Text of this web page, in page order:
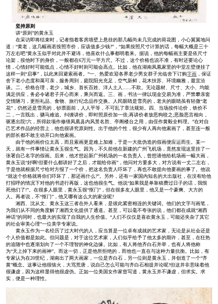
坚持原则
讲“原则”的黄永玉
在采访即将结束时，记者指着客房墙壁上悬挂的那几幅尚未几完成的荷花图，小心翼翼地问
道：“黄老，这几幅画若按照市价，应该值多少钱?”，“如果按照尺寸计算的话，每幅大概是三十
万左右吧”黄永玉似乎对此并不避讳，他喜欢什么事都明着来。据说，他的每幅画主要是依尺寸
论架，按他时下的身价，一般都在6万元一平方尺。不过，这个价格也说不准，有时还要论心
情，心情好时可能低点，心情不好时则可能会高点。比如，他在湖南凤凰家里的中堂左壁便挂了
这样一则“启事”，以此来回避索画者。“一、热爱欢迎各界老少男女群子光临舍下订购字画 ，保证
舍下老小态度和蔼可亲，服务周到，庭院阳光充足，空气新鲜，花木扶苏、环境幽雅，最宜洽
谈。二、价格合理，老少，城乡、首长百姓、洋人土人......不欺。无论题材、尺寸、大小、均能
满足供应，务必令诸君子开心而来，乘兴而返。三、画，书法一律以现金交易为准，严禁攀亲套
交情陋习，更拒礼品、食物、旅行纪念品作交换。人民眼睛是雪亮的，老夫的眼睛虽有轻微“老
花”，仍然还是雪亮的，钞票面前，人人平等，不可乱了章法规矩。四、当场按件论价，铁价不
二，一言既出，驷马难追。纠缠讲价，即时照原价加一倍;再讲价者放恶狗咬之;恶脸恶言相向，
驱逐出院!六，所得款项作修缮凤凰县内风景名胜、亭阁楼台之用，由侄作黄毅全料理。”在对自
己艺术作品的经营上，他也很讲究原则性。出于他的个性，很少有人再向他索画了，甚至连一般
的部长都不敢主动开口向他索画。
由于他的画价位太高，而且索画更是难上加难，于是一大批伪造的假画便应运而生。某一
天，就有一件事情让黄永玉很生气。因为，不久前他在新建的广州飞机场，竟然发现这里挂了一
张署自己名字的假画。后来，他才想起新广州机场的一名负责人，曾想请他给机场画一幅大画，
黄永玉说“好啊!但要什么都讲好了之后，才能给你画”，他问对方要多大，对方说有一丈二左右，
于是他就根据尺寸给对方报了一个价，把这名负责人吓坏了，再也不敢提向他要画的事了。他说
“就这个价格就将你们吓坏了，那还画什么?”。另外，还有一家国内知名的大出版社，在没有给他
打招呼的情况下对他的书进行再版，这也他很生气。他说“如果我是单靠稿费过日子的话，我恨
死他们了!”。在很多人眼里，黄永玉很“抠门”，但在很多友人眼里，他又是一个豪爽、大方的
人。再者说，不“抠门”，他又哪有这么大的家业呢?
湘西、沈从文、黄永玉这三者在外人看来，是彼此紧密相连的关键词。他们的文字与画笔，
为我们从不同的角度解了湘西文化提供了通道。甚至，可以毫不夸张的说，他们都在成就“湘西
神话”的同时，也最大的实现了自我的人生价值。“人们不仅仅是喜欢黄永玉，可能还夹杂了其它
的社会审美心理”一位美学专家说。
黄永玉作为一名经历了过大时代的人，应当算是一位卓有成就的艺术家，无论是从社会还是
个人价值都是如此。但问题是，对于这位艺术家，人们似乎给予了他太多的期许，甚至，在狂热
的追随中也逐渐划向了一个不理智的神化边缘。比如，有人将他齐白石并举，也有人将他称
为“天上掉下来的画神”。而这一切，正是他所拒绝的，而他也一直在与这种力量抗衡。比如，有
专家认为在20世纪，湖南出了两大画家，一位是齐白石，另一位则是黄永玉，并创造了一个“齐
黄”概念。这事让他很恼火，大骂荒唐，说自己怎么可能与齐白石相提并论呢?但这并非意味着他
很谦虚，因为这样显得他很虚伪。正如一位美国女作家曾写道，黄永玉并不谦虚，但求实。求
实，便是一种理性。